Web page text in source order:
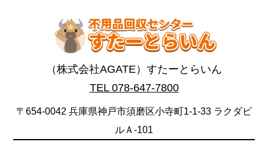
（株式会社AGATE）すたーとらいん
TEL 078-647-7800
〒654-0042 兵庫県神戸市須磨区小寺町1-1-33 ラクダビ
ルＡ-101